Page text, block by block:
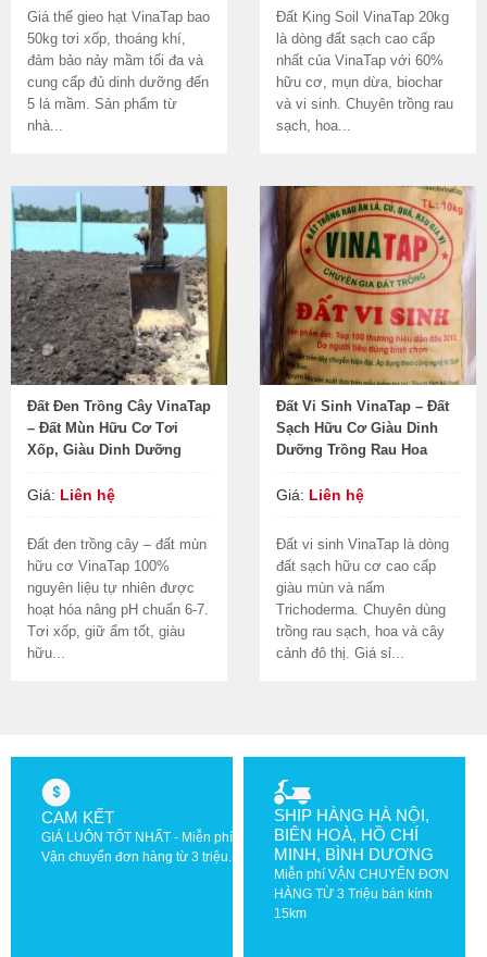
Giá thể gieo hạt VinaTap bao
50kg tơi xốp, thoáng khí,
đảm bảo nảy mầm tối đa và
cung cấp đủ dinh dưỡng đến
5 lá mầm. Sản phẩm từ
nhà...
Đất King Soil VinaTap 20kg
là dòng đất sạch cao cấp
nhất của VinaTap với 60%
hữu cơ, mụn dừa, biochar
và vi sinh. Chuyên trồng rau
sạch, hoa...
Đất Đen Trồng Cây VinaTap
– Đất Mùn Hữu Cơ Tơi
Xốp, Giàu Dinh Dưỡng
Giá: Liên hệ
Đất đen trồng cây – đất mùn
hữu cơ VinaTap 100%
nguyên liệu tự nhiên được
hoạt hóa nâng pH chuẩn 6-7.
Tơi xốp, giữ ẩm tốt, giàu
hữu...
Đất Vi Sinh VinaTap – Đất
Sạch Hữu Cơ Giàu Dinh
Dưỡng Trồng Rau Hoa
Giá: Liên hệ
Đất vi sinh VinaTap là dòng
đất sạch hữu cơ cao cấp
giàu mùn và nấm
Trichoderma. Chuyên dùng
trồng rau sạch, hoa và cây
cảnh đô thị. Giá sỉ...
CAM KẾT
GIÁ LUÔN TỐT NHẤT - Miễn phí
Vận chuyển đơn hàng từ 3 triệu.
SHIP HÀNG HÀ NỘI,
BIÊN HOÀ, HỒ CHÍ
MINH, BÌNH DƯƠNG
Miễn phí VẬN CHUYỂN ĐƠN
HÀNG TỪ 3 Triệu bán kính
15km